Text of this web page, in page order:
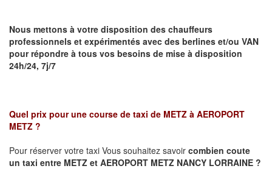
Nous mettons à votre disposition des chauffeurs
professionnels et expérimentés avec des berlines et/ou VAN
pour répondre à tous vos besoins de mise à disposition
24h/24, 7j/7
Quel prix pour une course de taxi de METZ à AEROPORT
METZ ?
Pour réserver votre taxi Vous souhaitez savoir combien coute
un taxi entre METZ et AEROPORT METZ NANCY LORRAINE ?